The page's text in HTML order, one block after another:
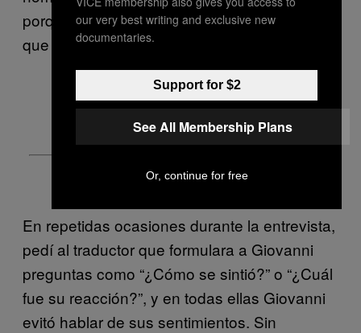
porque tenía una mentalidad tan científica
que me parecía incapaz de exagerar.
En repetidas ocasiones durante la entrevista,
pedí al traductor que formulara a Giovanni
preguntas como “¿Cómo se sintió?” o “¿Cuál
fue su reacción?”, y en todas ellas Giovanni
evitó hablar de sus sentimientos. Sin
our very best writing and exclusive new
documentaries.
Support for $2
See All Membership Plans
Or, continue for free